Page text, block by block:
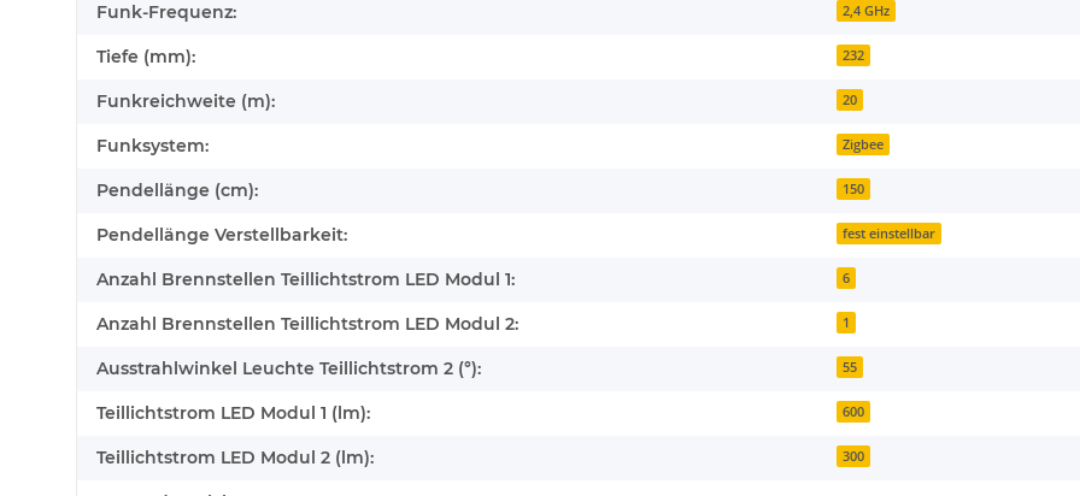
Funk-Frequenz: 2,4 GHz
Tiefe (mm): 232
Funkreichweite (m): 20
Funksystem: Zigbee
Pendellänge (cm): 150
Pendellänge Verstellbarkeit: fest einstellbar
Anzahl Brennstellen Teillichtstrom LED Modul 1: 6
Anzahl Brennstellen Teillichtstrom LED Modul 2: 1
Ausstrahlwinkel Leuchte Teillichtstrom 2 (°): 55
Teillichtstrom LED Modul 1 (lm): 600
Teillichtstrom LED Modul 2 (lm): 300